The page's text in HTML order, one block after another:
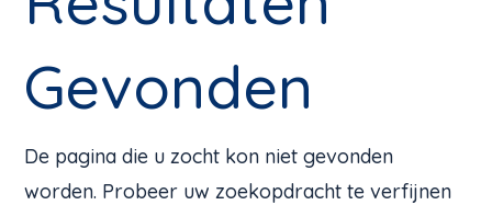
Gevonden
De pagina die u zocht kon niet gevonden
worden. Probeer uw zoekopdracht te verfijnen